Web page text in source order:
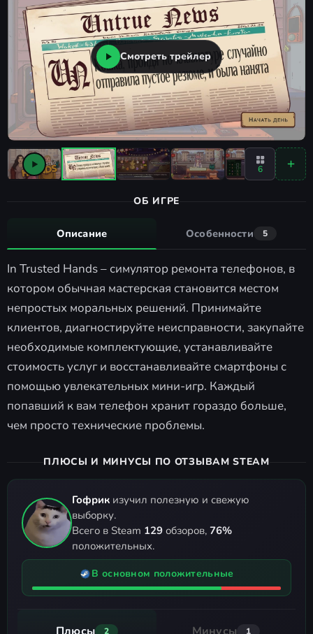
Смотреть трейлер
6
ОБ ИГРЕ
Описание Особенности 5
In Trusted Hands – симулятор ремонта телефонов, в
котором обычная мастерская становится местом
непростых моральных решений. Принимайте
клиентов, диагностируйте неисправности, закупайте
необходимые комплектующие, устанавливайте
стоимость услуг и восстанавливайте смартфоны с
помощью увлекательных мини-игр. Каждый
попавший к вам телефон хранит гораздо больше,
чем просто технические проблемы.
ПЛЮСЫ И МИНУСЫ ПО ОТЗЫВАМ STEAM
Гофрик изучил полезную и свежую
выборку.
Всего в Steam 129 обзоров, 76%
положительных.
В основном положительные
2 1